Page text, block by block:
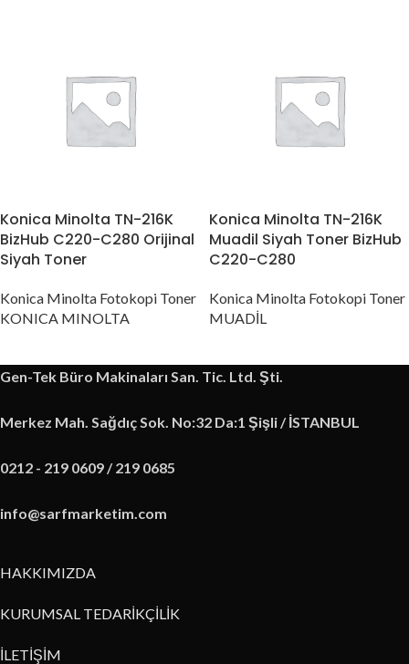
Konica Minolta TN-216K
BizHub C220-C280 Orijinal
Siyah Toner
Konica Minolta Fotokopi Toner
KONICA MINOLTA
Konica Minolta TN-216K
Muadil Siyah Toner BizHub
C220-C280
Konica Minolta Fotokopi Toner
MUADİL
Gen-Tek Büro Makinaları San. Tic. Ltd. Şti.
Merkez Mah. Sağdıç Sok. No:32 Da:1 Şişli / İSTANBUL
0212 - 219 0609 / 219 0685
info@sarfmarketim.com
HAKKIMIZDA
KURUMSAL TEDARİKÇİLİK
İLETİŞİM